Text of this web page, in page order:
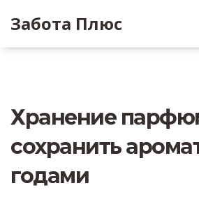
Забота Плюс
Хранение
сохранить
годами